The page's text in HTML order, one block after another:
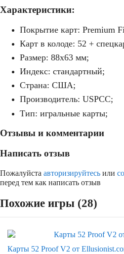
Характеристики:
Покрытие карт: Premium
Карт в колоде: 52 +
Размер: 88х63 мм;
Индекс: стандартный;
Страна: США;
Производитель: USPCC;
Тип: игральные карты;
Отзывы и комментарии
Написать отзыв
Пожалуйста авторизируйтесь или
перед тем как написать отзыв
Похожие игры (28)
Карты 52 Proof V2 от